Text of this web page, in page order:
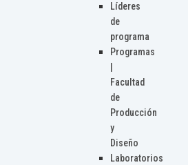
Líderes
de
programa
Programas
Facultad
de
Producción
y
Diseño
Laboratorios